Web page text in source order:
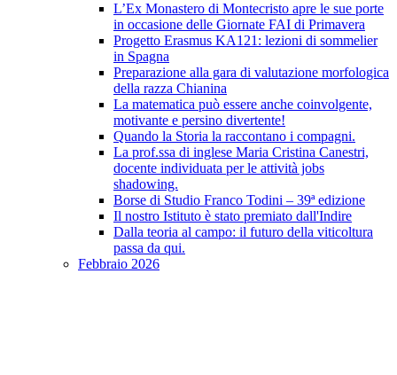
L’Ex Monastero di Montecristo apre le sue porte
in occasione delle Giornate FAI di Primavera
Progetto Erasmus KA121: lezioni di sommelier
in Spagna
Preparazione alla gara di valutazione morfologica
della razza Chianina
La matematica può essere anche coinvolgente,
motivante e persino divertente!
Quando la Storia la raccontano i compagni.
La prof.ssa di inglese Maria Cristina Canestri,
docente individuata per le attività jobs
shadowing.
Borse di Studio Franco Todini – 39ª edizione
Il nostro Istituto è stato premiato dall'Indire
Dalla teoria al campo: il futuro della viticoltura
passa da qui.
Febbraio 2026